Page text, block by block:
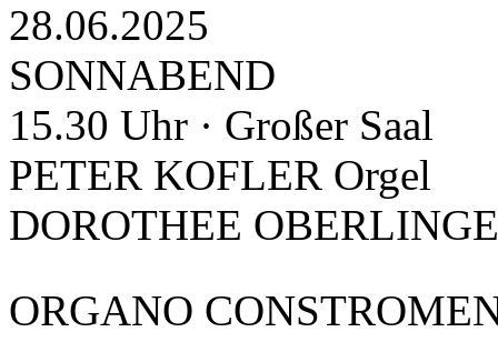
28.06.2025
SONNABEND
15.30 Uhr · Großer Saal
PETER KOFLER Orgel
DOROTHEE
ORGANO